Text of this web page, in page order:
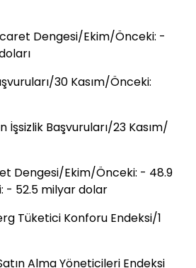
Dengesi/Ekim/Önceki: -
30 Kasım/Önceki:
İşsizlik Başvuruları/23 Kasım/
Dengesi/Ekim/Önceki: - 48.9
- 52.5 milyar dolar
Tüketici Konforu Endeksi/1
Alma Yöneticileri Endeksi